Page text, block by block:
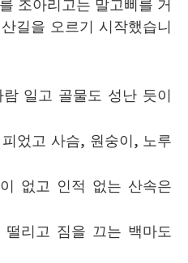
조아리고는 말고삐를 거
길을 오르기 시작했습니
일고 골물도 성난 듯이
었고 사슴, 원숭이 , 노루
없고 인적 없는 산속은
리고 짐을 끄는 백마도